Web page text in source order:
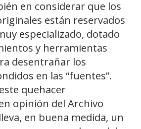
en considerar que los
están reservados
especializado, dotado
y herramientas
desentrañar los
en las “fuentes”.
quehacer
opinión del Archivo
en buena medida, un